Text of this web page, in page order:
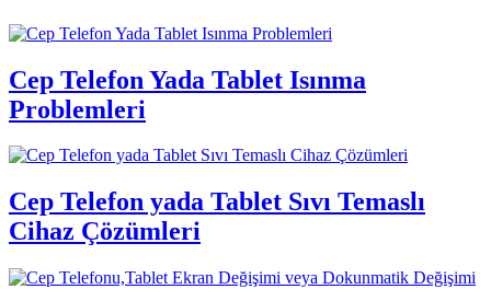
Cep Telefon Yada Tablet Isınma
Problemleri
Cep Telefon yada Tablet Sıvı Temaslı
Cihaz Çözümleri